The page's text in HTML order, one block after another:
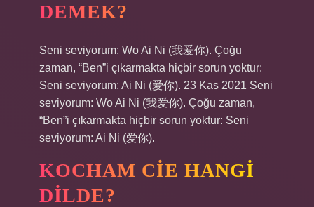
DEMEK?
Seni seviyorum: Wo Ai Ni (我爱你). Çoğu
zaman, “Ben”i çıkarmakta hiçbir sorun yoktur:
Seni seviyorum: Ai Ni (爱你). 23 Kas 2021 Seni
seviyorum: Wo Ai Ni (我爱你). Çoğu zaman,
“Ben”i çıkarmakta hiçbir sorun yoktur: Seni
seviyorum: Ai Ni (爱你).
KOCHAM CIE HANGI
DILDE?